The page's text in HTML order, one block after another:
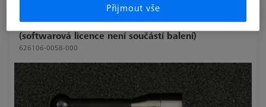
Artefakt Rotary Table-Check RB-10
(softwarová licence není součástí balení)
626106-0058-000
Přijmout vše